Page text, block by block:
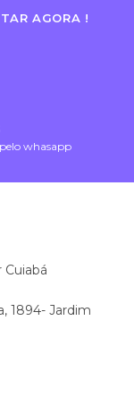
AGORA !
whasapp
1894- Jardim